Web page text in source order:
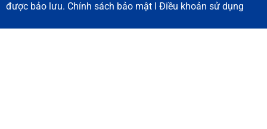
được bảo lưu. Chính sách bảo mật l Điều khoản sử dụng